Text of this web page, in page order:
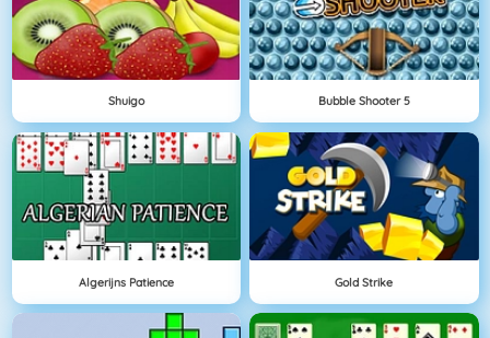
Shuigo Bubble Shooter 5
Algerijns Patience Gold Strike